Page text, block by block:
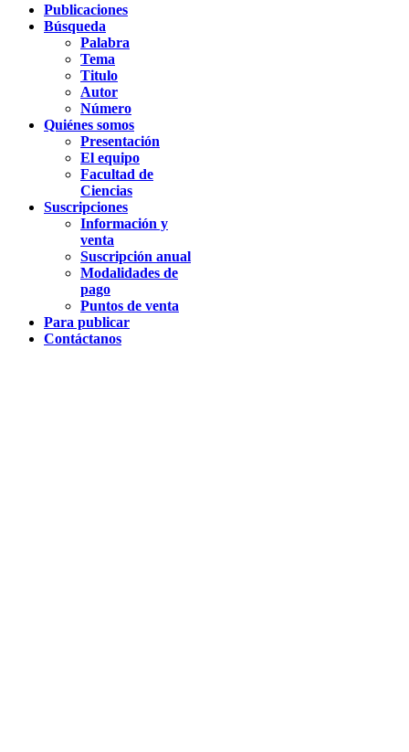
Publicaciones
Búsqueda
Palabra
Tema
Titulo
Autor
Número
Quiénes somos
Presentación
El equipo
Facultad de
Ciencias
Suscripciones
Información y
venta
Suscripción anual
Modalidades de
pago
Puntos de venta
Para publicar
Contáctanos